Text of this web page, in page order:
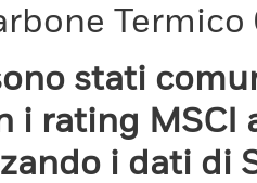
stati
i rating
i dati di